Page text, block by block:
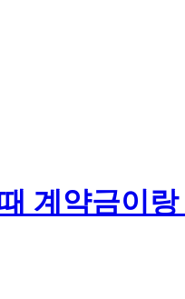
계약금이